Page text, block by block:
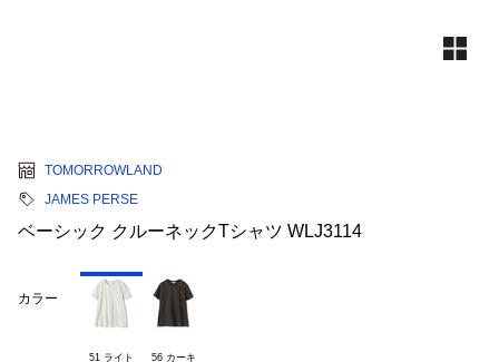
TOMORROWLAND
JAMES PERSE
ベーシック クルーネックTシャツ WLJ3114
カラー
51 ライト
56 カーキ